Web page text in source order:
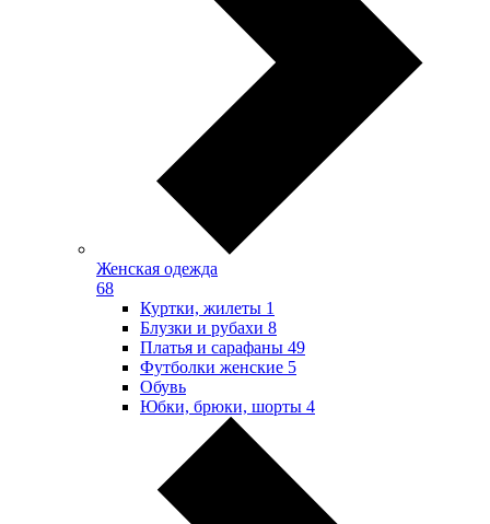
Женская одежда
68
Куртки, жилеты 1
Блузки и рубахи 8
Платья и сарафаны 49
Футболки женские 5
Обувь
Юбки, брюки, шорты 4